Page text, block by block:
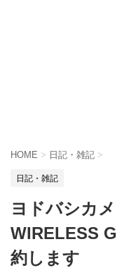
HOME > 日記・雑記 >
日記・雑記
ヨドバシカ
WIRELESS
約します